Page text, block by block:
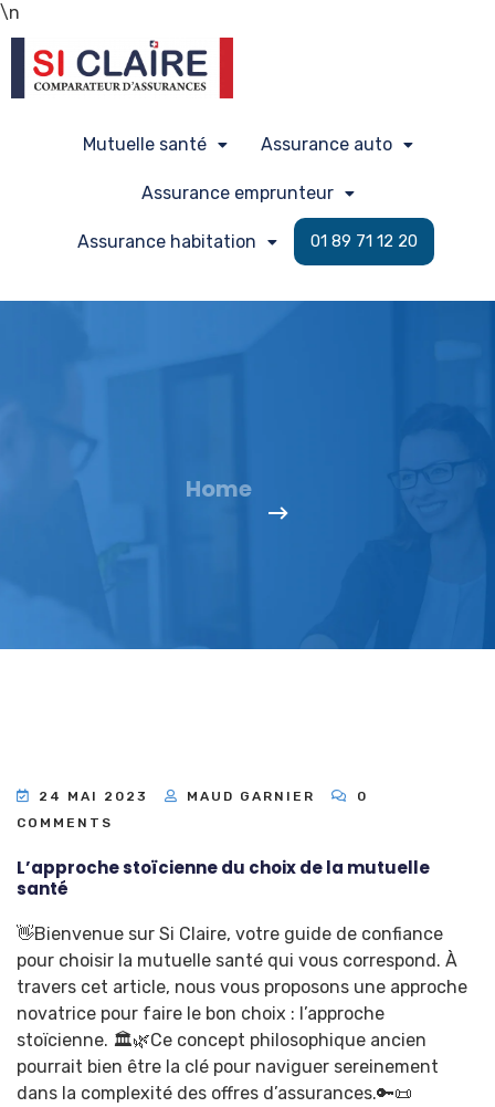
\n
Mutuelle santé Assurance auto
Assurance emprunteur
Assurance habitation 01 89 71 12 20
Home
24 MAI 2023 MAUD GARNIER
0
COMMENTS
L’approche stoïcienne du choix de la mutuelle
santé
👋Bienvenue sur Si Claire, votre guide de confiance
pour choisir la mutuelle santé qui vous correspond. À
travers cet article, nous vous proposons une approche
novatrice pour faire le bon choix : l’approche
stoïcienne. 🏛️🌿Ce concept philosophique ancien
pourrait bien être la clé pour naviguer sereinement
dans la complexité des offres d’assurances.🔑📜